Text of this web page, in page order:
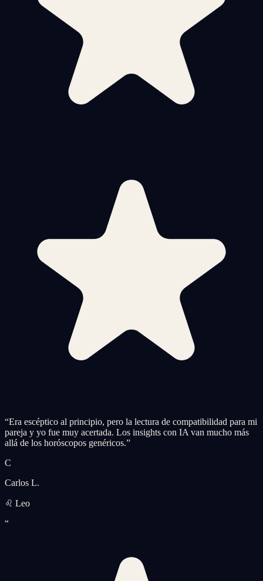
“Era escéptico al principio, pero la lectura de compatibilidad para mi
pareja y yo fue muy acertada. Los insights con IA van mucho más
allá de los horóscopos genéricos.”
C
Carlos L.
♌ Leo
“